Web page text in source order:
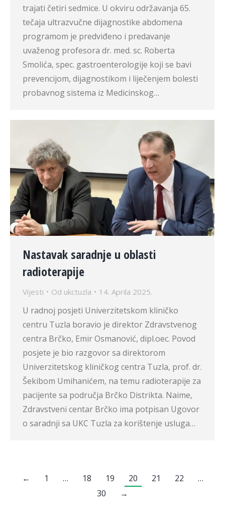
trajati četiri sedmice. U okviru održavanja 65.
tečaja ultrazvučne dijagnostike abdomena
programom je predviđeno i predavanje
uvaženog profesora dr. med. sc. Roberta
Smolića, spec. gastroenterologije koji se bavi
prevencijom, dijagnostikom i liječenjem bolesti
probavnog sistema iz Medicinskog…
Nastavak saradnje u oblasti
radioterapije
Vijesti Od ukctuzla 14. Aprila 2025.
U radnoj posjeti Univerzitetskom kliničko
centru Tuzla boravio je direktor Zdravstvenog
centra Brčko, Emir Osmanović, dipl.oec. Povod
posjete je bio razgovor sa direktorom
Univerzitetskog kliničkog centra Tuzla, prof. dr.
Šekibom Umihanićem, na temu radioterapije za
pacijente sa područja Brčko Distrikta. Naime,
Zdravstveni centar Brčko ima potpisan Ugovor
o saradnji sa UKC Tuzla za korištenje usluga…
← 1 … 18 19 20 21 22
…
30
→